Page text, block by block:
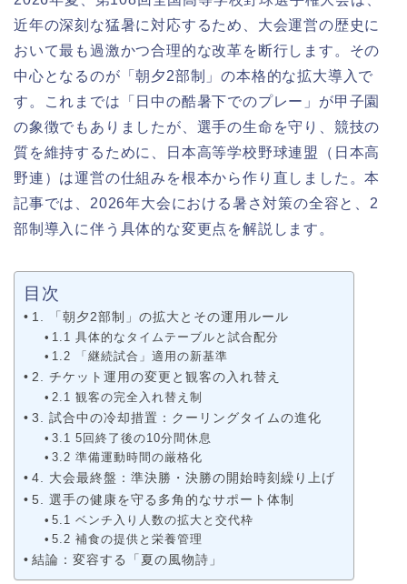
近年の深刻な猛暑に対応するため、大会運営の歴史に
おいて最も過激かつ合理的な改革を断行します。その
中心となるのが「朝夕2部制」の本格的な拡大導入で
す。これまでは「日中の酷暑下でのプレー」が甲子園
の象徴でもありましたが、選手の生命を守り、競技の
質を維持するために、日本高等学校野球連盟（日本高
野連）は運営の仕組みを根本から作り直しました。本
記事では、2026年大会における暑さ対策の全容と、2
部制導入に伴う具体的な変更点を解説します。
目次
1. 「朝夕2部制」の拡大とその運用ルール
1.1 具体的なタイムテーブルと試合配分
1.2 「継続試合」適用の新基準
2. チケット運用の変更と観客の入れ替え
2.1 観客の完全入れ替え制
3. 試合中の冷却措置：クーリングタイムの進化
3.1 5回終了後の10分間休息
3.2 準備運動時間の厳格化
4. 大会最終盤：準決勝・決勝の開始時刻繰り上げ
5. 選手の健康を守る多角的なサポート体制
5.1 ベンチ入り人数の拡大と交代枠
5.2 補食の提供と栄養管理
結論：変容する「夏の風物詩」